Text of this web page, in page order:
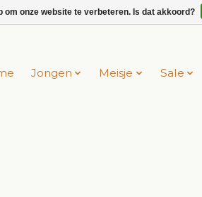
Jongen Meisje Sale
om onze website te verbeteren. Is dat akkoord?